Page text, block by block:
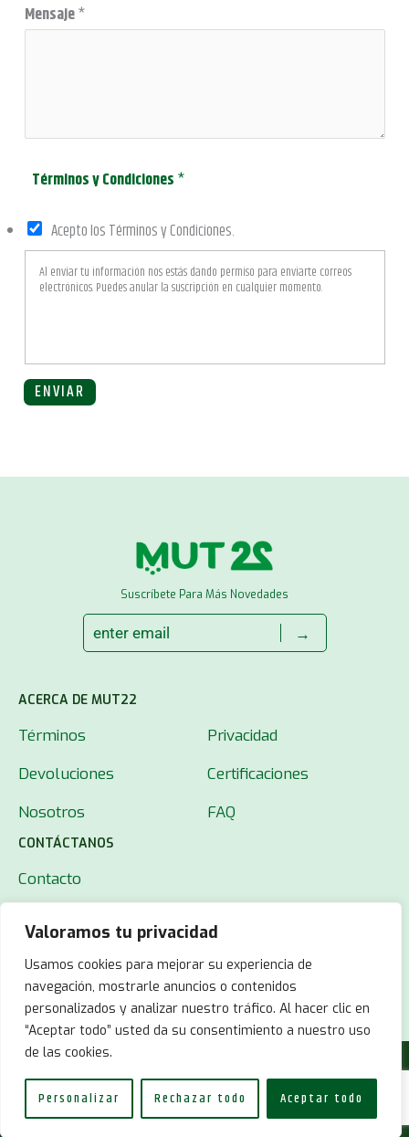
Valoramos tu privacidad
Usamos cookies para mejorar su experiencia de
navegación, mostrarle anuncios o contenidos
personalizados y analizar nuestro tráfico. Al hacer clic en
“Aceptar todo” usted da su consentimiento a nuestro uso
de las cookies.
Personalizar Rechazar todo Aceptar todo
A
Mensaje*
Términos y Condiciones*
Acepto los Términos y Condiciones.
Al enviar tu información nos estás dando permiso para enviarte correos
electrónicos. Puedes anular la suscripción en cualquier momento.
ENVIAR
Suscríbete Para Más Novedades
→
ACERCA DE MUT22
Términos
Privacidad
Devoluciones
Certificaciones
Nosotros
FAQ
CONTÁCTANOS
Contacto